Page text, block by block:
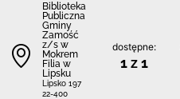
Biblio­teka
Publiczna
Gminy
Zamość
z/s w
Mokrem
Filia w
Lipsku
Lipsko 197
22-400
dostępne:
1 z 1